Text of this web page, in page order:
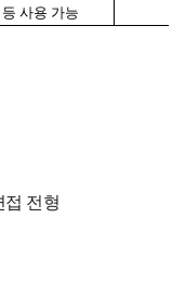
사용 가능
접 전형